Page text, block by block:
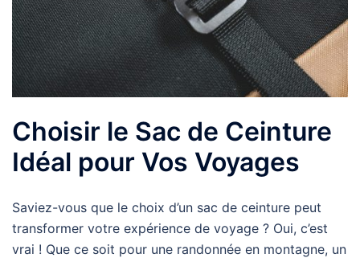
Choisir le Sac de Ceinture
Idéal pour Vos Voyages
Saviez-vous que le choix d’un sac de ceinture peut
transformer votre expérience de voyage ? Oui, c’est
vrai ! Que ce soit pour une randonnée en montagne, un